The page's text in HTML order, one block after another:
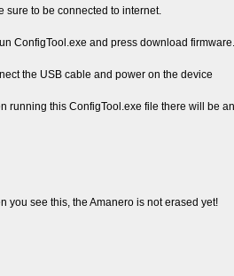
sure to be connected to internet.
ConfigTool.exe and press download
the USB cable and power on the device
running this ConfigTool.exe file there will be
you see this, the Amanero is not erased yet!